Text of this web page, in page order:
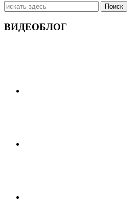
Искать:
ВИДЕОБЛОГ